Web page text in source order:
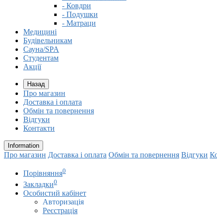
- Ковдри
- Подушки
- Матраци
Медицині
Будівельникам
Сауна/SPA
Студентам
Акції
Назад
Про магазин
Доставка і оплата
Обмін та повернення
Відгуки
Контакти
Information
Про магазин Доставка і оплата Обмін та повернення Відгуки
Порівняння0
Закладки0
Особистий кабінет
Авторизація
Реєстрація